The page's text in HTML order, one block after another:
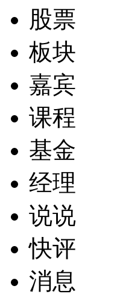
股票
板块
嘉宾
课程
基金
经理
说说
快评
消息